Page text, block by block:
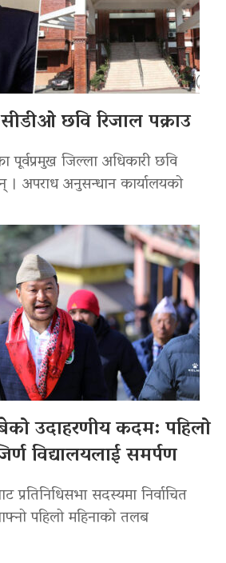
छवि रिजाल पक्राउ
पूर्वप्रमुख जिल्ला अधिकारी छवि
। अपराध अनुसन्धान कार्यालयको
उदाहरणीय कदम: पहिलो
विद्यालयलाई समर्पण
सदस्यमा निर्वाचित
पहिलो महिनाको तलब